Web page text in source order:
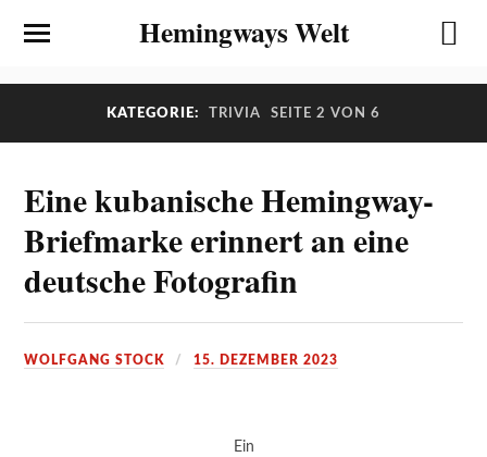
Hemingways Welt
KATEGORIE: TRIVIA SEITE 2 VON 6
Eine kubanische Hemingway-
Briefmarke erinnert an eine
deutsche Fotografin
WOLFGANG STOCK 15. DEZEMBER 2023
Ein